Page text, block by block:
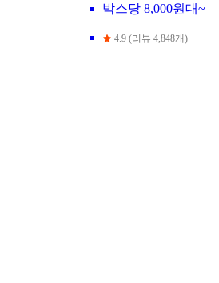
박스당 8,000원대~
4.9 (리뷰 4,848개)